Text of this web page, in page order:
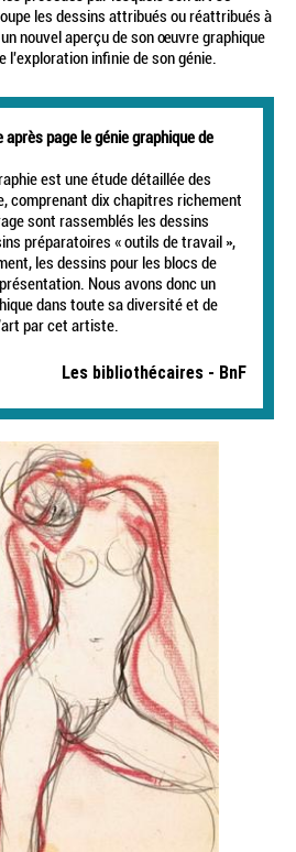
les dessins attribués ou réattribués à
nouvel aperçu de son œuvre graphique
l'exploration infinie de son génie.
après page le génie graphique de
est une étude détaillée des
comprenant dix chapitres richement
sont rassemblés les dessins
préparatoires « outils de travail »,
les dessins pour les blocs de
Nous avons donc un
dans toute sa diversité et de
par cet artiste.
Les bibliothécaires - BnF